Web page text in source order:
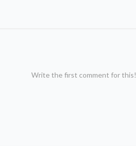
Write the first comment for this!